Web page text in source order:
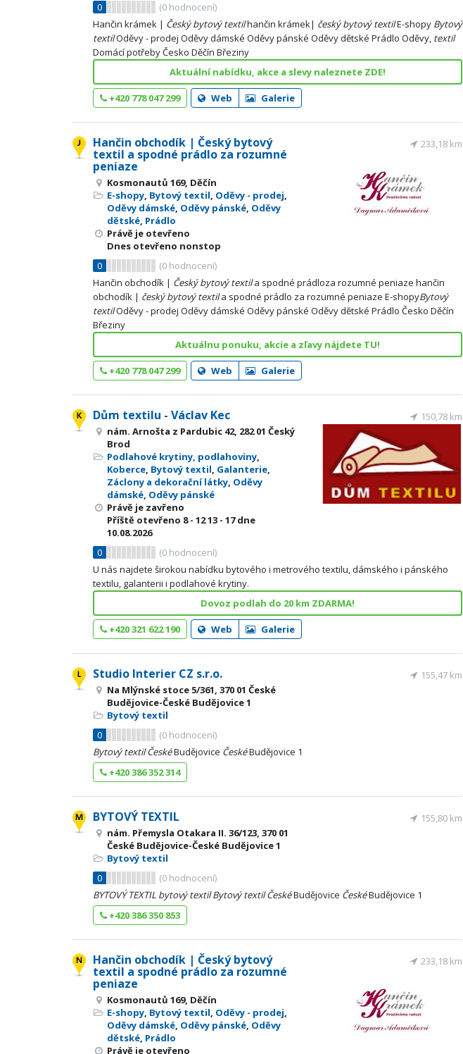
0
(0 hodnocení)
Hančin krámek | Český bytový textilhančin krámek| český bytový textilE-shopy Bytový
textilOděvy - prodej Oděvy dámské Oděvy pánské Oděvy dětské Prádlo Oděvy, textil
Domácí potřeby Česko Děčín Březiny
Aktuální nabídku, akce a slevy naleznete ZDE!
+420 778 047 299 Web Galerie
Hančin obchodík | Český bytový
textil a spodné prádlo za rozumné
peniaze
Kosmonautů 169, Děčín
E-shopy, Bytový textil, Oděvy - prodej,
Oděvy dámské, Oděvy pánské, Oděvy
dětské, Prádlo
Právě je otevřeno
Dnes otevřeno nonstop
0
(0 hodnocení)
233,18 km
Hančin obchodík | Český bytový textila spodné prádloza rozumné peniaze hančin
obchodík | český bytový textila spodné prádlo za rozumné peniaze E-shopyBytový
textilOděvy - prodej Oděvy dámské Oděvy pánské Oděvy dětské Prádlo Česko Děčín
Březiny
Aktuálnu ponuku, akcie a zľavy nájdete TU!
+420 778 047 299 Web Galerie
Dům textilu - Václav Kec
nám. Arnošta z Pardubic 42, 282 01 Český
Brod
Podlahové krytiny, podlahoviny,
Koberce, Bytový textil, Galanterie,
Záclony a dekorační látky, Oděvy
dámské, Oděvy pánské
Právě je zavřeno
Příště otevřeno 8 - 1213 - 17dne
10.08.2026
0
(0 hodnocení)
150,78 km
U nás najdete širokou nabídku bytového i metrového textilu, dámského i pánského
textilu, galanterii i podlahové krytiny.
Dovoz podlah do 20 km ZDARMA!
+420 321 622 190 Web Galerie
Studio Interier CZ s.r.o.
Na Mlýnské stoce 5/361, 370 01 České
Budějovice-České Budějovice 1
Bytový textil
0
(0 hodnocení)
155,47 km
Bytový textil ČeskéBudějovice ČeskéBudějovice 1
+420 386 352 314
BYTOVÝ TEXTIL
nám. Přemysla Otakara II. 36/123, 370 01
České Budějovice-České Budějovice 1
Bytový textil
0
(0 hodnocení)
155,80 km
BYTOVÝ TEXTIL bytový textil Bytový textil ČeskéBudějovice ČeskéBudějovice 1
+420 386 350 853
Hančin obchodík | Český bytový
textil a spodné prádlo za rozumné
peniaze
Kosmonautů 169, Děčín
E-shopy, Bytový textil, Oděvy - prodej,
Oděvy dámské, Oděvy pánské, Oděvy
dětské, Prádlo
Právě je otevřeno
233,18 km